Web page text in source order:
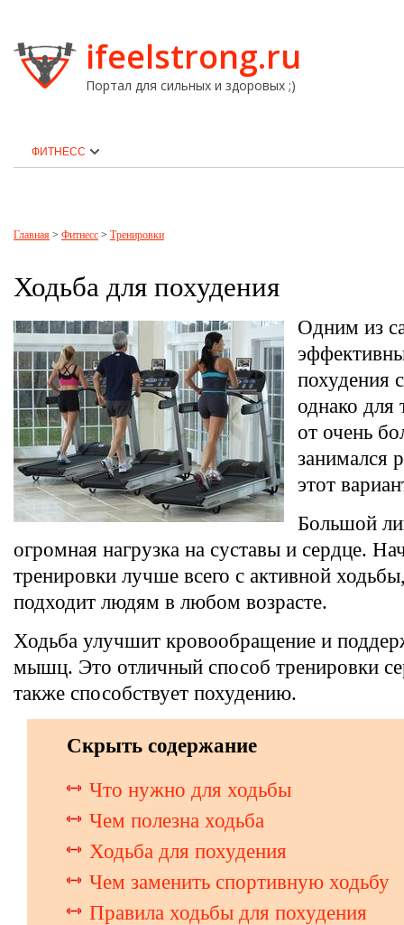
ifeelstrong.ru
Портал для сильных и здоровых ;)
ФИТНЕСС
Главная > Фитнесс > Тренировки
Ходьба для похудения
Одним из
похудения
однако для
от очень
занимался
этот
Большой
огромная нагрузка на суставы и сердце.
тренировки лучше всего с активной
подходит людям в любом возрасте.
Ходьба улучшит кровообращение и
мышц. Это отличный способ тренировки
также способствует похудению.
Скрыть содержание
Что нужно для ходьбы
Чем полезна ходьба
Ходьба для похудения
Чем заменить спортивную ходьбу
Правила ходьбы для похудения